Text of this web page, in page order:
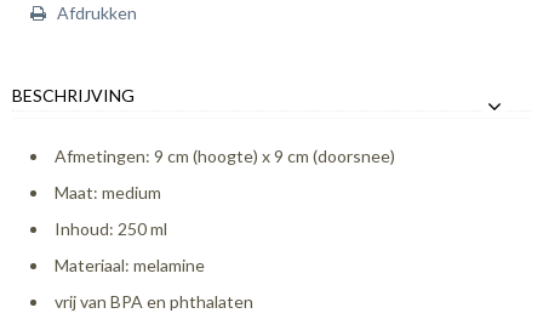
Afdrukken
BESCHRIJVING
Afmetingen: 9 cm (hoogte) x 9 cm (doorsnee)
Maat: medium
Inhoud: 250 ml
Materiaal: melamine
vrij van BPA en phthalaten